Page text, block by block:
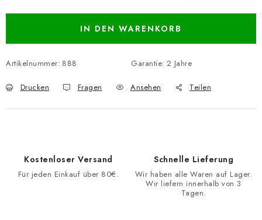
IN DEN WARENKORB
Artikelnummer: 888 Garantie: 2 Jahre
Drucken Fragen Ansehen Teilen
Kostenloser Versand
Für jeden Einkauf über 80€.
Schnelle Lieferung
Wir haben alle Waren auf Lager.
Wir liefern innerhalb von 3
Tagen.